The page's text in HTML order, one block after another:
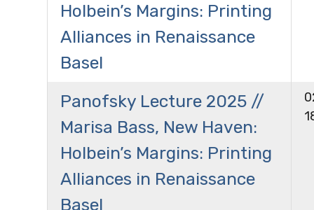
Holbein’s Margins: Printing
Alliances in Renaissance
Basel
Panofsky Lecture 2025 //
Marisa Bass, New Haven:
Holbein’s Margins: Printing
Alliances in Renaissance
Basel